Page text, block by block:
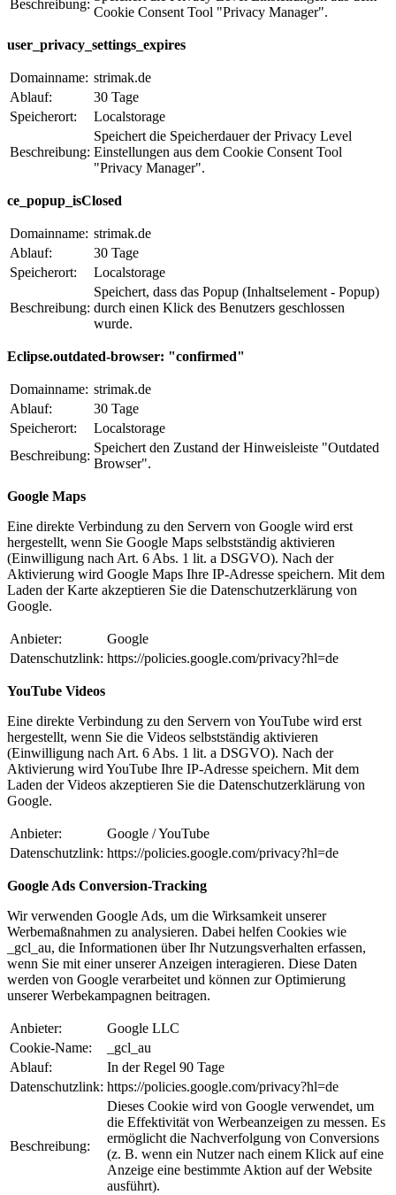
Beschreibung:
Cookie Consent Tool "Privacy Manager".
user_privacy_settings_expires
Domainname: strimak.de
Ablauf:
30 Tage
Speicherort:
Localstorage
Beschreibung:
Speichert die Speicherdauer der Privacy Level
Einstellungen aus dem Cookie Consent Tool
"Privacy Manager".
ce_popup_isClosed
Domainname: strimak.de
Ablauf:
30 Tage
Speicherort:
Localstorage
Beschreibung:
Speichert, dass das Popup (Inhaltselement - Popup)
durch einen Klick des Benutzers geschlossen
wurde.
Eclipse.outdated-browser: "confirmed"
Domainname: strimak.de
Ablauf:
30 Tage
Speicherort:
Localstorage
Beschreibung:
Speichert den Zustand der Hinweisleiste "Outdated
Browser".
Google Maps
Eine direkte Verbindung zu den Servern von Google wird erst
hergestellt, wenn Sie Google Maps selbstständig aktivieren
(Einwilligung nach Art. 6 Abs. 1 lit. a DSGVO). Nach der
Aktivierung wird Google Maps Ihre IP-Adresse speichern. Mit dem
Laden der Karte akzeptieren Sie die Datenschutzerklärung von
Google.
Anbieter:
Google
Datenschutzlink: https://policies.google.com/privacy?hl=de
YouTube Videos
Eine direkte Verbindung zu den Servern von YouTube wird erst
hergestellt, wenn Sie die Videos selbstständig aktivieren
(Einwilligung nach Art. 6 Abs. 1 lit. a DSGVO). Nach der
Aktivierung wird YouTube Ihre IP-Adresse speichern. Mit dem
Laden der Videos akzeptieren Sie die Datenschutzerklärung von
Google.
Anbieter:
Google / YouTube
Datenschutzlink: https://policies.google.com/privacy?hl=de
Google Ads Conversion-Tracking
Wir verwenden Google Ads, um die Wirksamkeit unserer
Werbemaßnahmen zu analysieren. Dabei helfen Cookies wie
_gcl_au, die Informationen über Ihr Nutzungsverhalten erfassen,
wenn Sie mit einer unserer Anzeigen interagieren. Diese Daten
werden von Google verarbeitet und können zur Optimierung
unserer Werbekampagnen beitragen.
Anbieter:
Google LLC
Cookie-Name:
_gcl_au
Ablauf:
In der Regel 90 Tage
Datenschutzlink: https://policies.google.com/privacy?hl=de
Beschreibung:
Dieses Cookie wird von Google verwendet, um
die Effektivität von Werbeanzeigen zu messen. Es
ermöglicht die Nachverfolgung von Conversions
(z. B. wenn ein Nutzer nach einem Klick auf eine
Anzeige eine bestimmte Aktion auf der Website
ausführt).